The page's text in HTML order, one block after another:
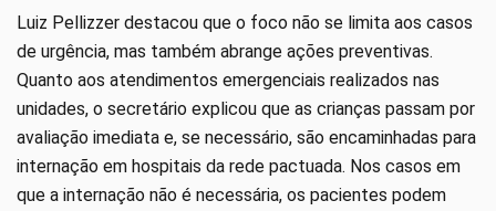
Luiz Pellizzer destacou que o foco não se limita aos casos
de urgência, mas também abrange ações preventivas.
Quanto aos atendimentos emergenciais realizados nas
unidades, o secretário explicou que as crianças passam por
avaliação imediata e, se necessário, são encaminhadas para
internação em hospitais da rede pactuada. Nos casos em
que a internação não é necessária, os pacientes podem